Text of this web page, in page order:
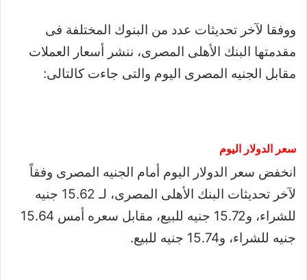
ووفقا لآخر تحديثات عدد من البنوك المختلفة فى
مقدمتها البنك الأهلى المصرى، ننشر أسعار العملات
مقابل الجنيه المصرى اليوم والتى جاءت كالتالى:
سعر الدولار اليوم
انخفض سعر الدولار اليوم أمام الجنيه المصرى وفقاً
لآخر تحديثات البنك الأهلى المصرى، لـ 15.62 جنيه
للشراء، و15.72 جنيه للبيع، مقابل سعره أمس 15.64
جنيه للشراء، و15.74 جنيه للبيع.